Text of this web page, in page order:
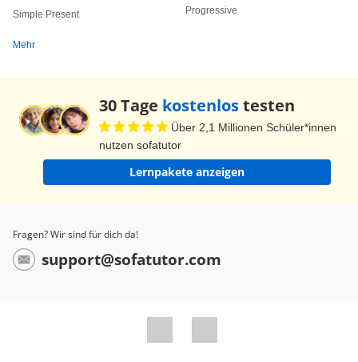
Proud Fluffs Handlung betonen möchte - also,
dass er die Bank beobachtet hat. Ohne Proud
Fluff wäre die Stadt verloren! Ob die Identität des
selbstlosen Retters wohl je gelüftet wird?
Simple Present
Progressive
Mehr
30 Tage kostenlostesten
Über 2,1 Millionen Schüler*innen
nutzen sofatutor
Lernpakete anzeigen
Fragen? Wir sind für dich da!
support@sofatutor.com